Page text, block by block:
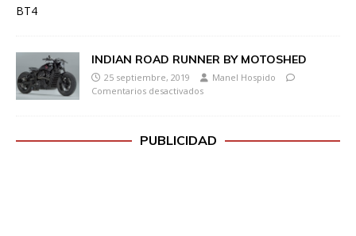
INDIAN ROAD RUNNER BY MOTOSHED
25 septiembre, 2019
Manel Hospido
Comentarios desactivados
PUBLICIDAD